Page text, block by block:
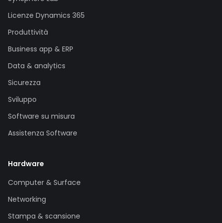
Licenze Dynamics 365
Produttività
Business app & ERP
Data & analytics
Sicurezza
Sviluppo
Software su misura
Assistenza Software
Hardware
Computer & Surface
Networking
Stampa & scansione